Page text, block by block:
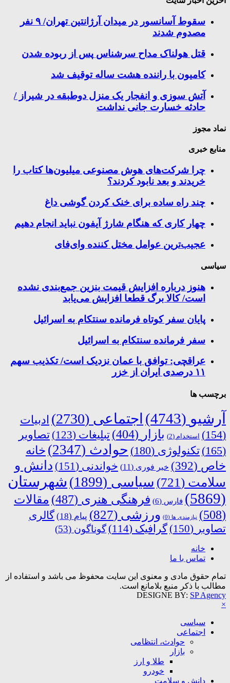
سقوط آسانسور در میدان آرژانتین تهران/ ۹ نفر
مصدوم شدند
قتل هولناک مداح سرشناس پس از ربوده شدن
کامیون با راننده هشت ساله توقیف شد
آتش سوزی و انفجار یک منزل دوطبقه در شیراز /
حادثه خسارت جانی نداشت
نماد مجوز
منابع خبری
چرا شرکت‌های هوش مصنوعی میلیون‌ها کتاب را
خریدند و بعد نابود کردند؟
چند راه‌ ساده برای خنک کردن گوشی داغ
چهار کاری که هنگام شارژ آیفون نباید انجام دهیم
عجیب‌ترین عوامل مختل کننده وای‌فای
سیاسی
هنوز درباره افزایش قیمت بنزین جمع‌بندی نشده
است/ کالا برگ قطعا افزایش می‌یابد
پایان سفر کوتاه فرمانده سنتکام به اسرائیل
سفر فرمانده سنتکام به اسرائیل
عراقچی: توافق با عمان نزدیک است/ تکذیب سهم
۱۱ درصدی ایران از خزر
برچسب ها
آرشیو (4743) اجتماعی (2730)
ادبیات
(154)
استخدام (2) بازار (404) تبلیغات (123)
تصاویر
(165)
تکنولوژی (180) حوادث (2347)
خانه
خاص (392) خبر فوری (11) خواندنی (151)
دانش و
سلامت (721) سیاسی (1899)
شهرستان
(5869)
فارس (6) فرهنگی هنری (487)
مقالات
(508)
نیازمندی ها (0) ورزشی (827) پیام (18)
گالری
تصاویر (150) گرافیک (114) گوناگون (53)
خانه
تماس با ما
تمام حقوق مادی و معنوی این سایت محفوظ می باشد و استفاده از
مطالب با ذکر منبع بلامانع است.
DESIGNE BY: SP Agency
×
سیاسی
اجتماعی
حوادث، انتظامی
بازار
طلا و ارز
خودرو
دانش و سلامت